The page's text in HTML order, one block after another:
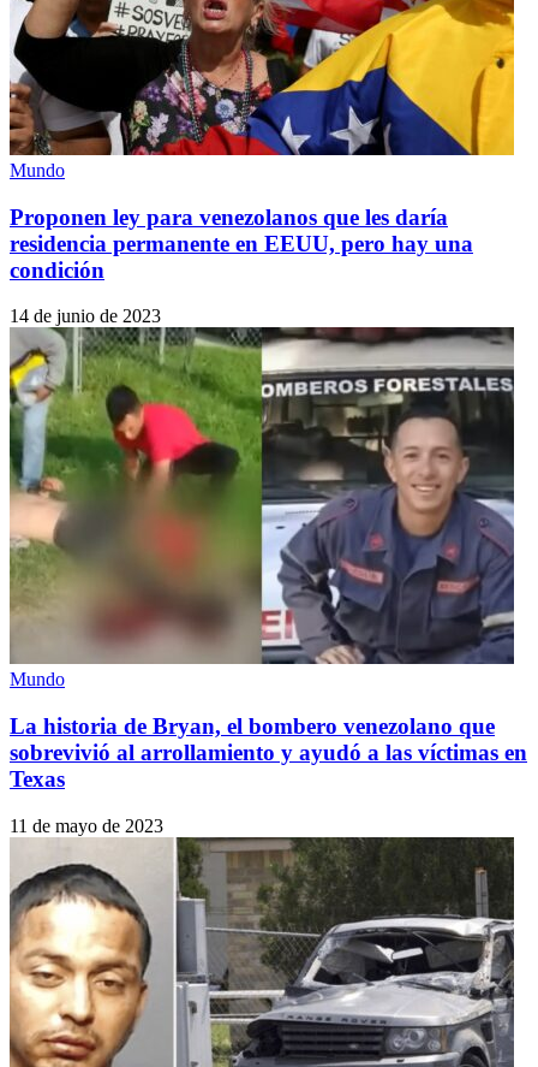
Mundo
Proponen ley para venezolanos que les daría
residencia permanente en EEUU, pero hay una
condición
14 de junio de 2023
Mundo
La historia de Bryan, el bombero venezolano que
sobrevivió al arrollamiento y ayudó a las víctimas en
Texas
11 de mayo de 2023